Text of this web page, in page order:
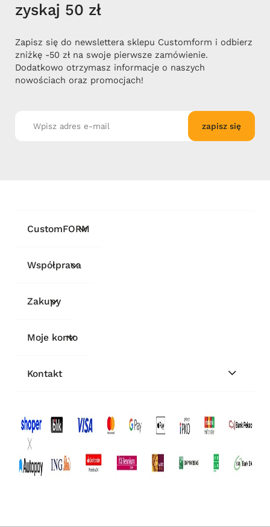
zyskaj 50 zł
Zapisz się do newslettera sklepu Customform i odbierz
zniżkę -50 zł na swoje pierwsze zamówienie.
Dodatkowo otrzymasz informacje o naszych
nowościach oraz promocjach!
zapisz się
CustomFORM
Współpraca
Zakupy
Moje konto
Kontakt